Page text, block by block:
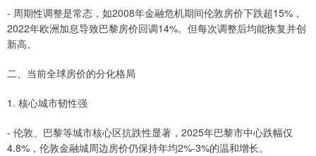
- 周期性调整是常态，如2008年金融危机期间伦敦房价下跌超15%，
2022年欧洲加息导致巴黎房价回调14%。但每次调整后均能恢复并创
新高。
二、当前全球房价的分化格局
1. 核心城市韧性强
- 伦敦、巴黎等城市核心区抗跌性显著，2025年巴黎市中心跌幅仅
4.8%，伦敦金融城周边房价仍保持年均2%-3%的温和增长。